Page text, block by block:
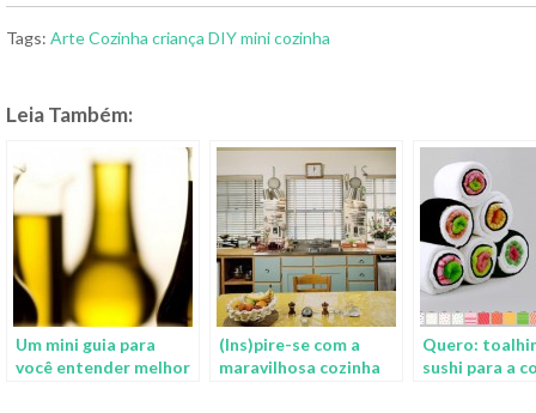
Tags: ArteCozinha criança DIYmini cozinha
Leia Também:
Um mini guia para
você entender melhor
(Ins)pire-se com a
maravilhosa cozinha
Quero:
sushi para a